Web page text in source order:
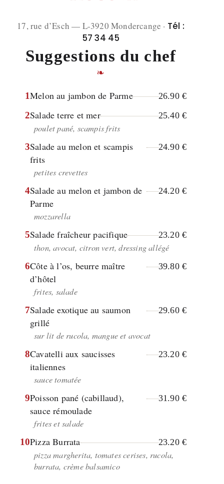
17, rue d’Esch — L-3920 Mondercange · Tél :
57 34 45
Suggestions du chef
❧
1Melon au jambon de Parme 26.90 €
2Salade terre et mer 25.40 €
poulet pané, scampis frits
3Salade au melon et scampis
frits
24.90 €
petites crevettes
4Salade au melon et jambon de
Parme
24.20 €
mozzarella
5Salade fraîcheur pacifique 23.20 €
thon, avocat, citron vert, dressing allégé
6Côte à l’os, beurre maître
d’hôtel
39.80 €
frites, salade
7Salade exotique au saumon
grillé
29.60 €
sur lit de rucola, mangue et avocat
8Cavatelli aux saucisses
italiennes
23.20 €
sauce tomatée
9Poisson pané (cabillaud),
sauce rémoulade
31.90 €
frites et salade
10Pizza Burrata 23.20 €
pizza margherita, tomates cerises, rucola,
burrata, crème balsamico